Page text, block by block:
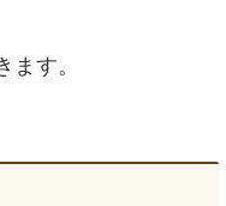
す。